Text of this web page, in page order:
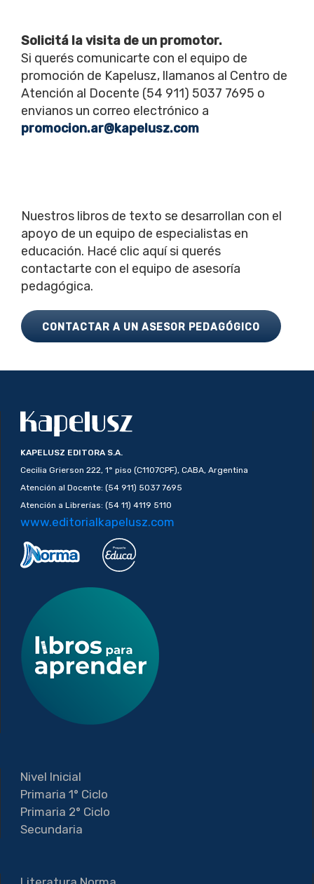
Solicitá la visita de un promotor.
Si querés comunicarte con el equipo de
promoción de Kapelusz, llamanos al Centro de
Atención al Docente (54 911) 5037 7695 o
envianos un correo electrónico a
promocion.ar@kapelusz.com
Nuestros libros de texto se desarrollan con el
apoyo de un equipo de especialistas en
educación. Hacé clic aquí si querés
contactarte con el equipo de asesoría
pedagógica.
CONTACTAR A UN ASESOR PEDAGÓGICO
KAPELUSZ EDITORA S.A.
Cecilia Grierson 222, 1° piso (C1107CPF), CABA, Argentina
Atención al Docente: (54 911) 5037 7695
Atención a Librerías: (54 11) 4119 5110
www.editorialkapelusz.com
Nivel Inicial
Primaria 1° Ciclo
Primaria 2° Ciclo
Secundaria